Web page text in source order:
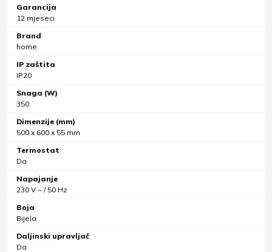
Garancija
12 mjeseci
Brand
home
IP zaštita
IP20
Snaga (W)
350
Dimenzije (mm)
500 x 600 x 55 mm
Termostat
Da
Napajanje
230 V ~ / 50 Hz
Boja
Bijela
Daljinski upravljač
Da